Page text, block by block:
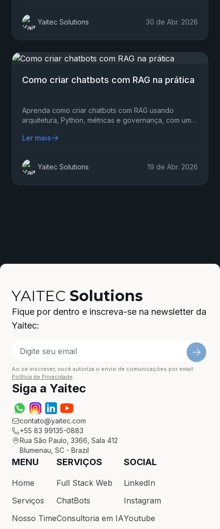
Yaitec Solutions 30 de Abr. 2026
Como criar chatbots com RAG na prática
Aprenda como criar chatbots com RAG usando
arquitetura, Python, métricas e governança, com um
em produção.
Ler mais
Yaitec Solutions 19 de Abr. 2026
YAITEC Solutions
Fique por dentro e inscreva-se na newsletter da
Yaitec:
Ao se inscrever, você autoriza o envio de comunicações por email.
Política de Privacidade.
Siga a Yaitec
contato@yaitec.com
+55 83 99135-0883
Rua São Paulo, 3366, Sala 412
Blumenau, SC - Brazil
MENU
Home
Serviços
Nosso Time
SERVIÇOS
Full Stack Web
ChatBots
Consultoria em IA
SOCIAL
LinkedIn
Instagram
Youtube